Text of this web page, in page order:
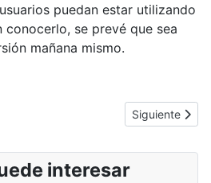
puedan estar utilizando
se prevé que sea
mañana mismo.
descubre una nueva ciberarma
Artículo
Siguiente
interesar